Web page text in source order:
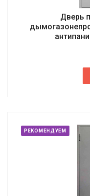
Дверь
РЕКОМЕНДУЕМ